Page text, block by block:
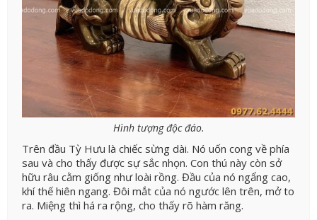
Hình tượng độc đáo.
Trên đầu Tỳ Hưu là chiếc sừng dài. Nó uốn cong về phía
sau và cho thấy được sự sắc nhọn. Con thú này còn sở
hữu râu cằm giống như loài rồng. Đầu của nó ngẩng cao,
khí thế hiên ngang. Đôi mắt của nó ngước lên trên, mở to
ra. Miệng thì há ra rộng, cho thấy rõ hàm răng.